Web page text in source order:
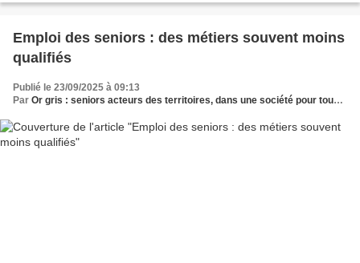
Emploi des seniors : des métiers souvent moins
qualifiés
Publié le 23/09/2025 à 09:13
Par Or gris : seniors acteurs des territoires, dans une société pour tous les âges